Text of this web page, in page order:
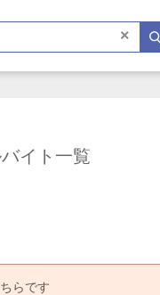
×
イト一覧
らです